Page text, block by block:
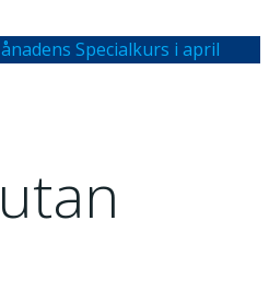
Specialkurs i april